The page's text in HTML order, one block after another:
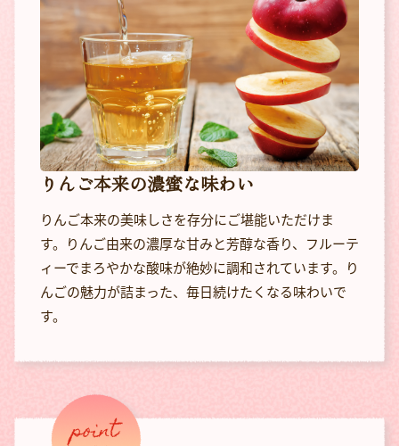
りんご本来の濃蜜な味わい
りんご本来の美味しさを存分にご堪能いただけま
す。りんご由来の濃厚な甘みと芳醇な香り、フルーテ
ィーでまろやかな酸味が絶妙に調和されています。り
んごの魅力が詰まった、毎日続けたくなる味わいで
す。